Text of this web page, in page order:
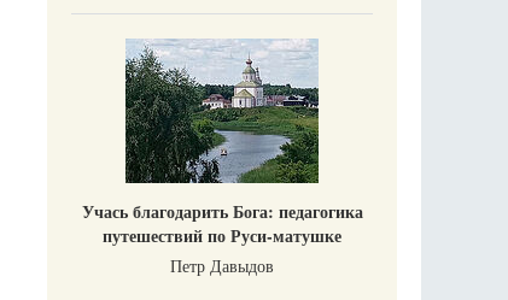
Учась благодарить Бога: педагогика
путешествий по Руси-матушке
Петр Давыдов